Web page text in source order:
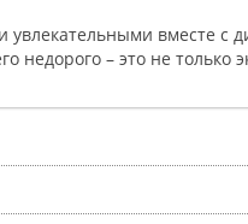
вместе
недорого – это не